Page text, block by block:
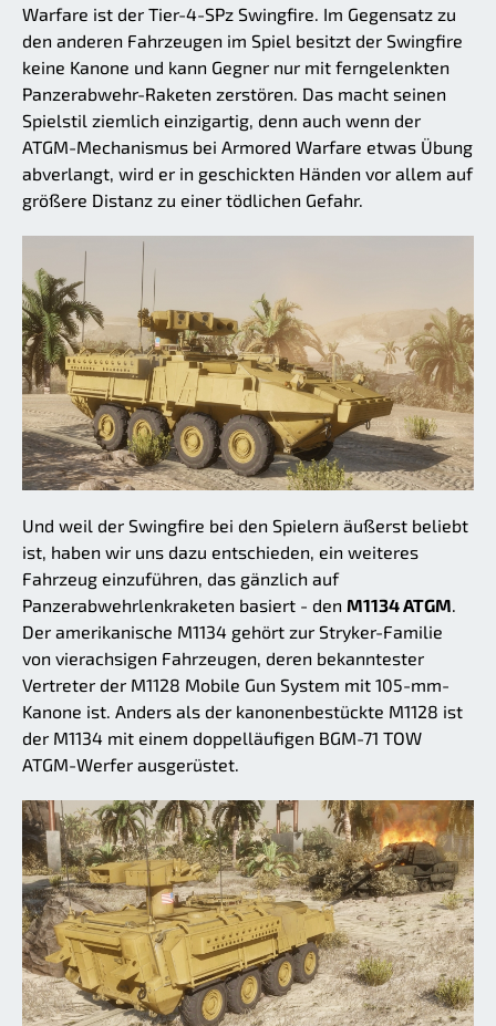
Warfare ist der Tier-4-SPz Swingfire. Im Gegensatz zu
den anderen Fahrzeugen im Spiel besitzt der Swingfire
keine Kanone und kann Gegner nur mit ferngelenkten
Panzerabwehr-Raketen zerstören. Das macht seinen
Spielstil ziemlich einzigartig, denn auch wenn der
ATGM-Mechanismus bei Armored Warfare etwas Übung
abverlangt, wird er in geschickten Händen vor allem auf
größere Distanz zu einer tödlichen Gefahr.
Und weil der Swingfire bei den Spielern äußerst beliebt
ist, haben wir uns dazu entschieden, ein weiteres
Fahrzeug einzuführen, das gänzlich auf
Panzerabwehrlenkraketen basiert - den M1134 ATGM.
Der amerikanische M1134 gehört zur Stryker-Familie
von vierachsigen Fahrzeugen, deren bekanntester
Vertreter der M1128 Mobile Gun System mit 105-mm-
Kanone ist. Anders als der kanonenbestückte M1128 ist
der M1134 mit einem doppelläufigen BGM-71 TOW
ATGM-Werfer ausgerüstet.